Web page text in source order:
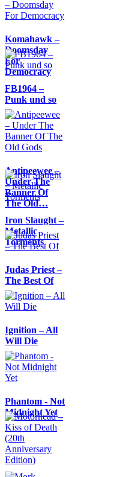
Komahawk –
Doomsday
For
Democracy
FB1964 –
Punk und so
Antipeewee –
Under The
Banner Of
The Old…
Iron Slaught –
Metallic
Torments
Judas Priest –
The Best Of
Ignition – All
Will Die
Phantom - Not
Midnight Yet